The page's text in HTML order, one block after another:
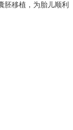
胚移植，为胎儿顺利